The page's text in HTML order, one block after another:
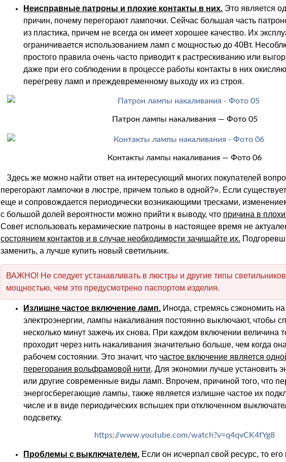
Неисправные патроны и плохие контакты в них. Это является
причин, почему перегорают лампочки. Сейчас большая часть
из пластика, причем не всегда он имеет хорошее качество. Их
ограничивается использованием ламп с мощностью до 40Вт.
простого правила очень часто приводит к растрескиванию или
даже при его соблюдении в процессе работы контакты в них
перегреву ламп и преждевременному выходу их из строя.
Патрон лампы накаливания — Фото 05
Контакты лампы накаливания — Фото 06
Здесь же можно найти ответ на интересующий многих покупателей
перегорают лампочки в люстре, причем только в одной?». Если
еще и сопровождается периодически возникающими тресками,
с большой долей вероятности можно прийти к выводу, что причина в
Совет использовать керамические патроны в настоящее время не
состоянием контактов и в случае необходимости зачищайте их.
заменить, а лучше купить новый светильник.
ВАЖНО! Не следует устанавливать в люстры и другие типы
мощностью, чем это предусмотрено паспортом изделия.
Излишне частое включение ламп. Иногда, стремясь сэкономить
электроэнергии, лампы накаливания постоянно выключают, чтобы
несколько минут зажечь их снова. При каждом включении величина
проходит через нить накаливания значительно больше, чем когда
рабочем состоянии. Это значит, что частое включение является
перегорания вольфрамовой нити. Для экономии лучше установить
или другие современные виды ламп. Впрочем, причиной того, что
энергосберегающие лампы, также является излишне частое их
числе и в виде периодических вспышек при отключенном
подсветку.
https://www.youtube.com/watch?v=q4qvCK4fYg8
Проблемы с выключателем. Если он исчерпал свой ресурс, то